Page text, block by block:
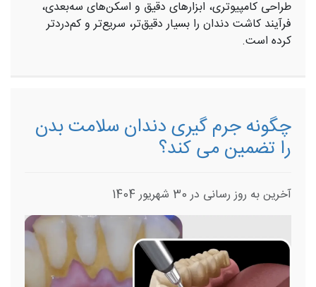
طراحی کامپیوتری، ابزارهای دقیق و اسکن‌های سه‌بعدی،
فرآیند کاشت دندان را بسیار دقیق‌تر، سریع‌تر و کم‌دردتر
کرده است.
چگونه جرم‌ گیری دندان سلامت بدن
را تضمین می‌ کند؟
آخرین به روز رسانی در 30 شهریور 1404